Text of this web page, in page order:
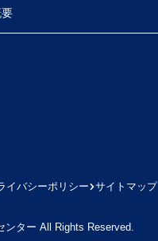
イバシーポリシー サイトマップ
ター All Rights Reserved.